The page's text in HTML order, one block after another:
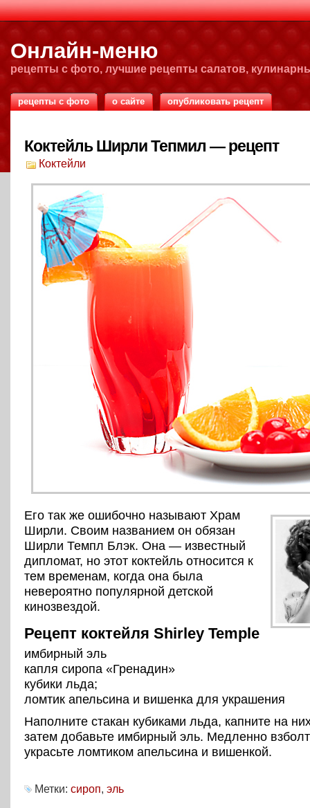
Онлайн-меню
рецепты с фото, лучшие рецепты салатов,
рецепты с фото о сайте опубликовать рецепт
Коктейль Ширли Тепмил — рецепт
Коктейли
Его так же ошибочно называют Храм
Ширли. Своим названием он обязан
Ширли Темпл Блэк. Она — известный
дипломат, но этот коктейль относится к
тем временам, когда она была
невероятно популярной детской
кинозвездой.
Рецепт коктейля Shirley Temple
имбирный эль
капля сиропа «Гренадин»
кубики льда;
ломтик апельсина и вишенка для украшения
Наполните стакан кубиками льда, капните на
затем добавьте имбирный эль. Медленно
украсьте ломтиком апельсина и вишенкой.
Метки: сироп, эль